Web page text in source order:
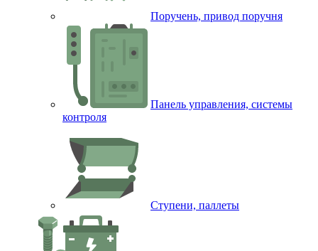
Поручень, привод поручня
Панель управления, системы
контроля
Ступени, паллеты